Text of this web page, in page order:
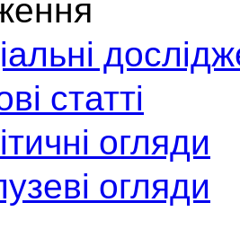
статті
огляди
огляди